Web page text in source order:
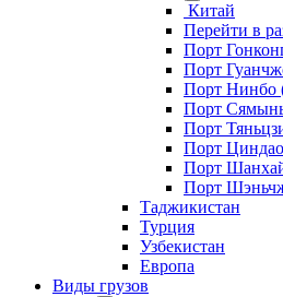
Китай
Перейти в
Порт
Порт
Порт Нинбо
Порт
Порт
Порт
Порт
Порт
Таджикистан
Турция
Узбекистан
Европа
Виды грузов